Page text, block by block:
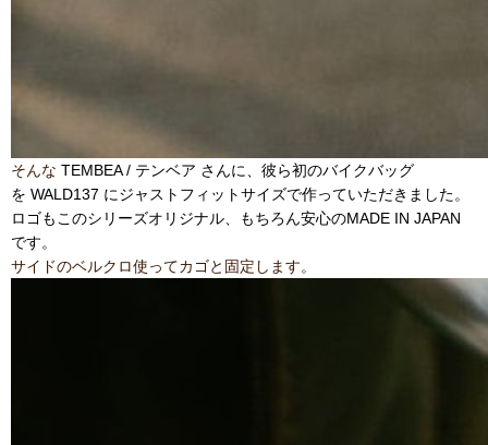
そんな TEMBEA / テンベア さんに、彼ら初のバイクバッグ
を WALD137 にジャストフィットサイズで作っていただきました。
ロゴもこのシリーズオリジナル、もちろん安心のMADE IN JAPAN
です。
サイドのベルクロ使ってカゴと固定します。